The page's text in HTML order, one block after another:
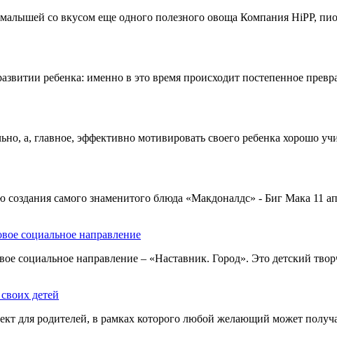
со вкусом еще одного полезного овоща Компания HiPP,
ребенка: именно в это время происходит постепенное
а, главное, эффективно мотивировать своего ребенка хорошо
самого знаменитого блюда «Макдоналдс» - Биг Мака 11
социальное направление
социальное направление – «Наставник. Город». Это детский
детей
для родителей, в рамках которого любой желающий может